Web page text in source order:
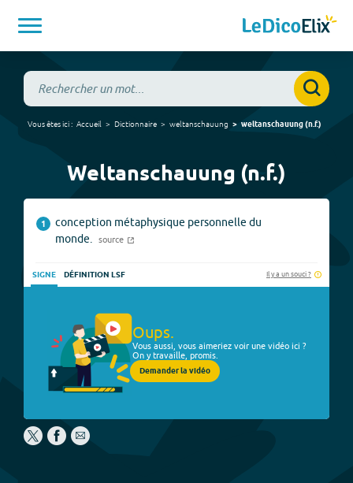
Vous êtes ici : Accueil Dictionnaire weltanschauung weltanschauung(n.f.)
Weltanschauung (n.f.)
1
conception métaphysique personnelle du
monde.
source
SIGNE DÉFINITION LSF Il y a un souci ?
Oups.
Vous aussi, vous aimeriez voir une vidéo ici ?
On y travaille, promis.
Demander la vidéo